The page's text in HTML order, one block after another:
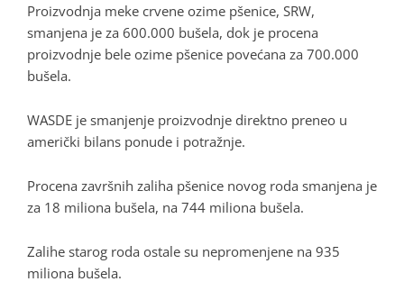
Proizvodnja meke crvene ozime pšenice, SRW,
smanjena je za 600.000 bušela, dok je procena
proizvodnje bele ozime pšenice povećana za 700.000
bušela.
WASDE je smanjenje proizvodnje direktno preneo u
američki bilans ponude i potražnje.
Procena završnih zaliha pšenice novog roda smanjena je
za 18 miliona bušela, na 744 miliona bušela.
Zalihe starog roda ostale su nepromenjene na 935
miliona bušela.